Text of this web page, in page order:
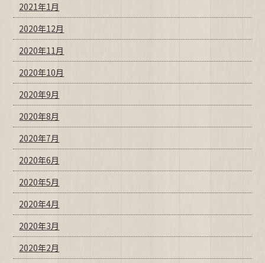
2021年1月
2020年12月
2020年11月
2020年10月
2020年9月
2020年8月
2020年7月
2020年6月
2020年5月
2020年4月
2020年3月
2020年2月